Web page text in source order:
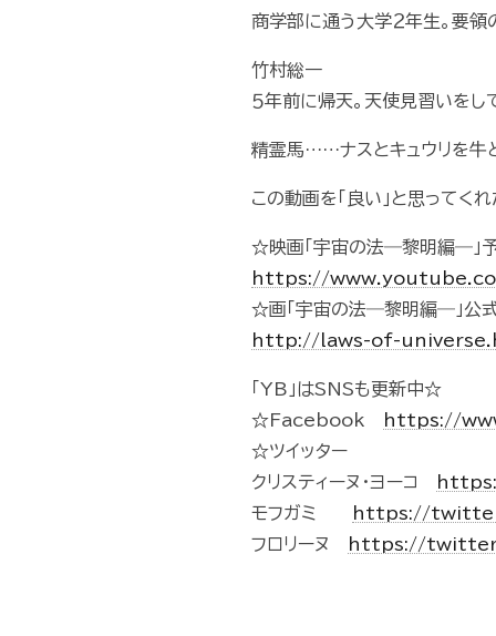
商学部に通う大学２年生。要領
竹村総一
５年前に帰天。天使見習いをし
精霊馬……ナスとキュウリを牛
この動画を「良い」と思って
☆映画「宇宙の法―黎明編―」
https://
☆画「宇宙の法―黎明編―」公式
http://laws-of-
「YB」はSNSも更新中☆
☆Facebook
https://
☆ツイッター
クリスティーヌ・ヨーコ
モフガミ
https://
フロリーヌ
https://